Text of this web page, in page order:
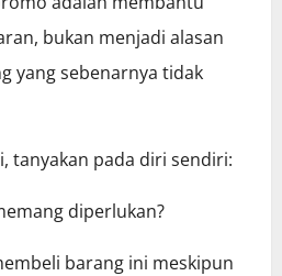
bukan menjadi alasan
yang sebenarnya tidak
tanyakan pada diri sendiri:
diperlukan?
barang ini meskipun